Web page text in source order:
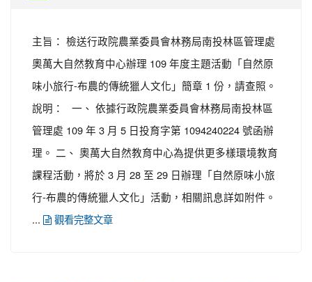
主旨： 檢送行政院農業委員會林務局南投林區管理處
奧萬大自然教育中心辦理 109 年度主題活動「自然原
味小旅行-布農的傳統獵人文化」簡章 1 份，請查照。
說明： 一、 依據行政院農業委員會林務局南投林區
管理處 109 年 3 月 5 日投育字第 1094240224 號函辦
理。 二、 奧萬大自然教育中心為提供更多樣環境教育
課程活動，將於 3 月 28 至 29 日辦理「自然原味小旅
行-布農的傳統獵人文化」活動，相關訊息詳如附件。
...
觀看完整文章